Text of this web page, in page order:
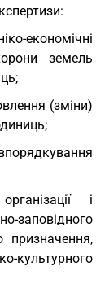
економічні
земель
(зміни)
і
заповідного
призначення,
культурного